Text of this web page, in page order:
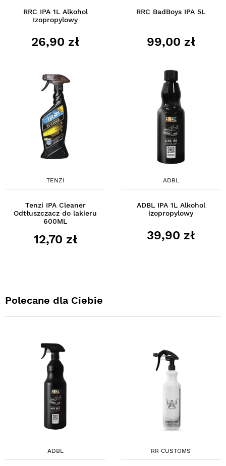
RRC IPA 1L Alkohol
Izopropylowy
26,90 zł
RRC BadBoys IPA 5L
99,00 zł
TENZI
Tenzi IPA Cleaner
Odtłuszczacz do lakieru
600ML
12,70 zł
ADBL
ADBL IPA 1L Alkohol
izopropylowy
39,90 zł
Polecane dla Ciebie
ADBL RR CUSTOMS